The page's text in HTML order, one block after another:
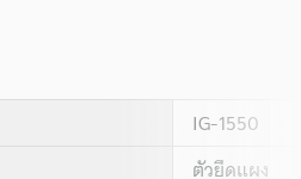
IG-1550
ตัวยึดแผง